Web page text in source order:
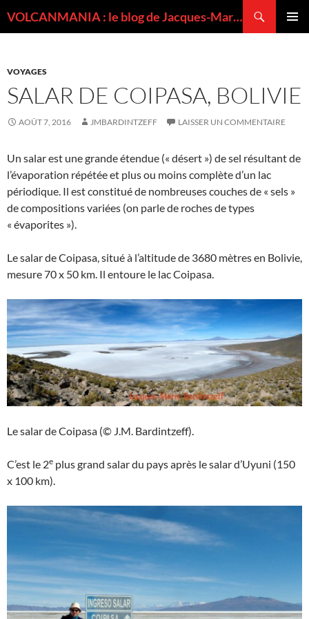
VOLCANMANIA : le blog de Jacques-Marie BARDINTZEFF, volcanologue
VOYAGES
SALAR DE COIPASA, BOLIVIE
AOÛT 7, 2016 JMBARDINTZEFF LAISSER UN COMMENTAIRE
Un salar est une grande étendue (« désert ») de sel résultant de
l’évaporation répétée et plus ou moins complète d’un lac
périodique. Il est constitué de nombreuses couches de « sels »
de compositions variées (on parle de roches de types
« évaporites »).
Le salar de Coipasa, situé à l’altitude de 3680 mètres en Bolivie,
mesure 70 x 50 km. Il entoure le lac Coipasa.
Le salar de Coipasa (© J.M. Bardintzeff).
C’est le 2e plus grand salar du pays après le salar d’Uyuni (150
x 100 km).